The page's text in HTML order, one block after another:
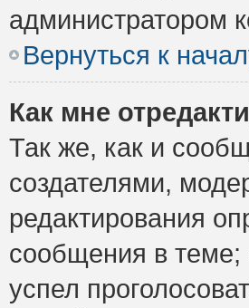
администратором
Вернуться к
Как мне
Так же, как и
создателями,
редактирования
сообщения в теме;
успел